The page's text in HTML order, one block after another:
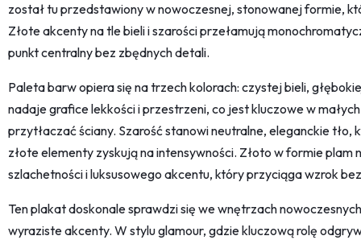
został tu przedstawiony w nowoczesnej, stonowanej formie,
Złote akcenty na tle bieli i szarości przełamują
punkt centralny bez zbędnych detali.
Paleta barw opiera się na trzech kolorach: czystej bieli,
nadaje grafice lekkości i przestrzeni, co jest kluczowe w
przytłaczać ściany. Szarość stanowi neutralne, eleganckie tło,
złote elementy zyskują na intensywności. Złoto w formie plam
szlachetności i luksusowego akcentu, który przyciąga wzrok
Ten plakat doskonale sprawdzi się we wnętrzach
wyraziste akcenty. W stylu glamour, gdzie kluczową rolę